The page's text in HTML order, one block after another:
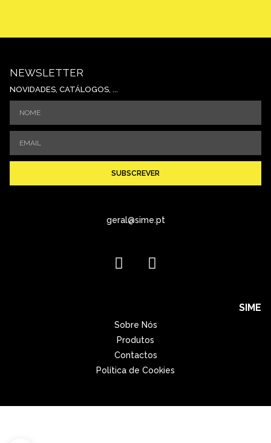
NEWSLETTER
NOVIDADES, CATÁLOGOS, ...
SUBSCREVER
geral@sime.pt
SIME
Sobre Nós
Produtos
Contactos
Política de Cookies